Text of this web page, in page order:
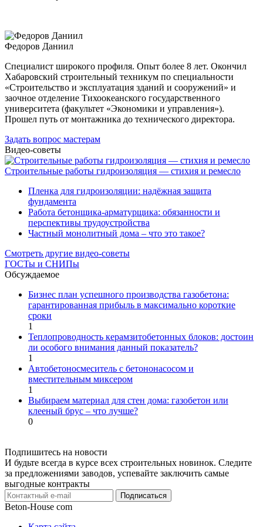
Федоров Даниил
Специалист широкого профиля. Опыт более 8 лет. Окончил
Хабаровский строительный техникум по специальности
«Строительство и эксплуатация зданий и сооружений» и
заочное отделение Тихоокеанского государственного
университета (факультет «Экономики и управления»).
Прошел путь от монтажника до технического директора.
Задать вопрос мастерам
Видео-советы
Строительные работы гидроизоляция — стихия и ремесло
Пленка для гидроизоляции: надёжная защита
фундамента
Работа бетонщика-арматурщика: обязанности и
перспективы трудоустройства
Частный монолитный дома – что это такое?
Смотреть другие видео-советы
ГОСТы и СНИПы
Обсуждаемое
Бизнес план успешного производства газобетона:
гарантированная прибыль в максимально короткие
сроки
1
Теплопроводность керамзитобетонных блоков: достоин
ли особого внимания данный показатель?
1
Автобетоносмеситель с бетононасосом и
вместительным миксером
1
Выбираем материал для стен дома: газобетон или
клееный брус – что лучше?
0
Подпишитесь на новости
И будьте всегда в курсе всех строительных новинок. Следите
за предложениями заводов, успевайте заключить самые
выгодные контракты
Подписаться
Beton-House com